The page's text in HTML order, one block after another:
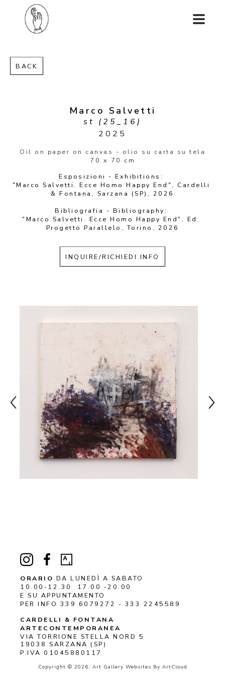
BACK
Marco Salvetti
st (25_16)
2025
Oil on paper on canvas - olio su carta su tela
70 x 70 cm
Esposizioni - Exhibitions:
"Marco Salvetti. Ecce Homo Happy End", Cardelli
& Fontana, Sarzana (SP), 2026
Bibliografia - Bibliography:
"Marco Salvetti. Ecce Homo Happy End", Ed.
Progetto Parallelo, Torino, 2026
INQUIRE/RICHIEDI INFO
ORARIO DA LUNEDÌ A SABATO
10.00-12.30 17.00 -20.00
E SU APPUNTAMENTO
PER INFO 339 6079272 - 333 2245589
CARDELLI & FONTANA
ARTECONTEMPORANEA
VIA TORRIONE STELLA NORD 5
19038 SARZANA (SP)
P.IVA 01045880117
Copyright © 2026, Art Gallery Websites By ArtCloud